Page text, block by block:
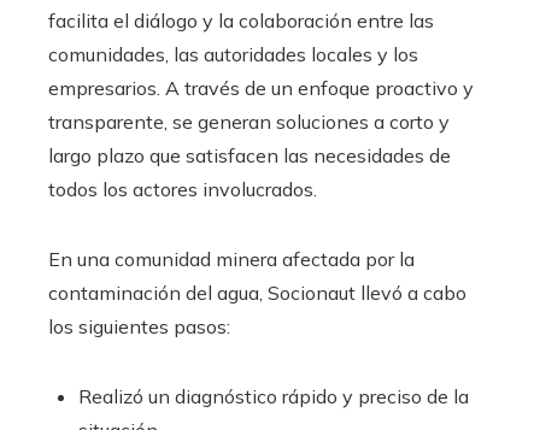
facilita el diálogo y la colaboración entre las
comunidades, las autoridades locales y los
empresarios. A través de un enfoque proactivo y
transparente, se generan soluciones a corto y
largo plazo que satisfacen las necesidades de
todos los actores involucrados.
En una comunidad minera afectada por la
contaminación del agua, Socionaut llevó a cabo
los siguientes pasos:
Realizó un diagnóstico rápido y preciso de la